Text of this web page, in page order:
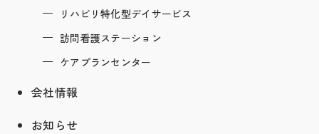
リハビリ特化型デイサービス
訪問看護ステーション
ケアプランセンター
会社情報
お知らせ